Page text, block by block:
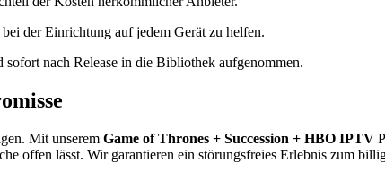
der Einrichtung auf jedem Gerät zu helfen.
nach Release in die Bibliothek aufgenommen.
Mit unserem Game of Thrones + Succession + HBO IPTV
offen lässt. Wir garantieren ein störungsfreies Erlebnis zum